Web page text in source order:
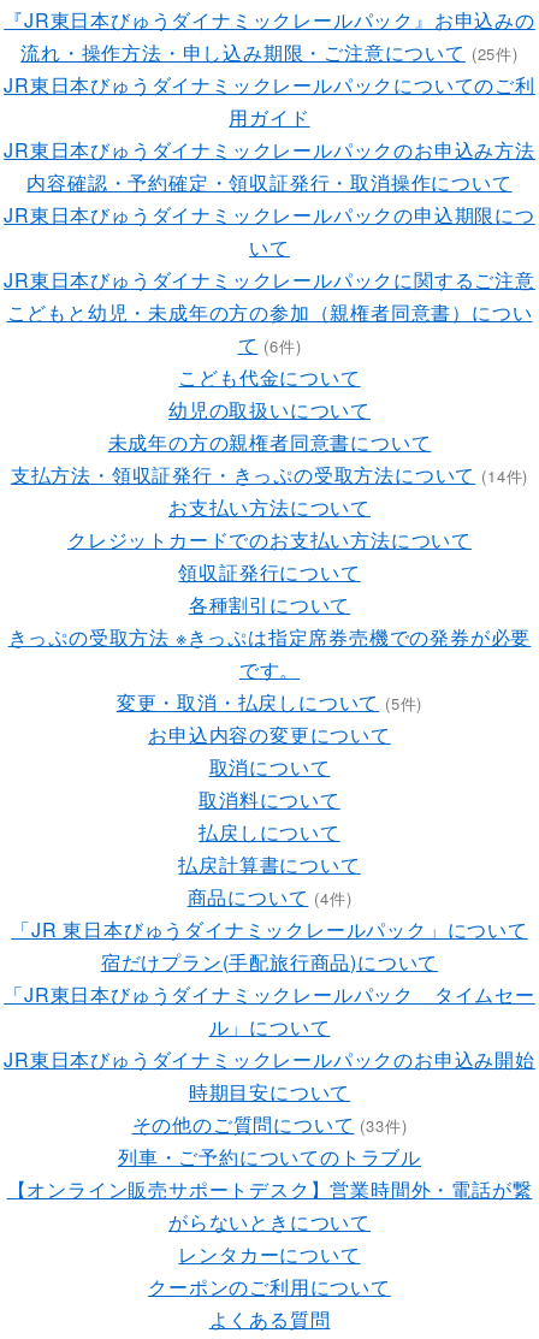
『JR東日本びゅうダイナミックレールパック』お申込みの
流れ・操作方法・申し込み期限・ご注意について (25件)
JR東日本びゅうダイナミックレールパックについてのご利
用ガイド
JR東日本びゅうダイナミックレールパックのお申込み方法
内容確認・予約確定・領収証発行・取消操作について
JR東日本びゅうダイナミックレールパックの申込期限につ
いて
JR東日本びゅうダイナミックレールパックに関するご注意
こどもと幼児・未成年の方の参加（親権者同意書）につい
て (6件)
こども代金について
幼児の取扱いについて
未成年の方の親権者同意書について
支払方法・領収証発行・きっぷの受取方法について (14件)
お支払い方法について
クレジットカードでのお支払い方法について
領収証発行について
各種割引について
きっぷの受取方法 ※きっぷは指定席券売機での発券が必要
です。
変更・取消・払戻しについて (5件)
お申込内容の変更について
取消について
取消料について
払戻しについて
払戻計算書について
商品について (4件)
「JR 東日本びゅうダイナミックレールパック」について
宿だけプラン(手配旅行商品)について
「JR東日本びゅうダイナミックレールパック タイムセー
ル」について
JR東日本びゅうダイナミックレールパックのお申込み開始
時期目安について
その他のご質問について (33件)
列車・ご予約についてのトラブル
【オンライン販売サポートデスク】営業時間外・電話が繋
がらないときについて
レンタカーについて
クーポンのご利用について
よくある質問